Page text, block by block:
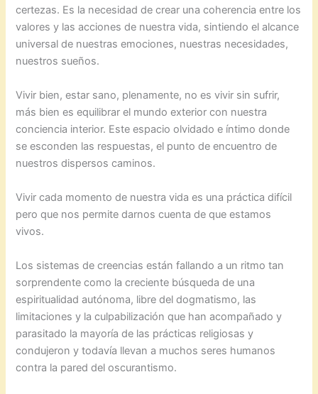
certezas. Es la necesidad de crear una coherencia entre los
valores y las acciones de nuestra vida, sintiendo el alcance
universal de nuestras emociones, nuestras necesidades,
nuestros sueños.
Vivir bien, estar sano, plenamente, no es vivir sin sufrir,
más bien es equilibrar el mundo exterior con nuestra
conciencia interior. Este espacio olvidado e íntimo donde
se esconden las respuestas, el punto de encuentro de
nuestros dispersos caminos.
Vivir cada momento de nuestra vida es una práctica difícil
pero que nos permite darnos cuenta de que estamos
vivos.
Los sistemas de creencias están fallando a un ritmo tan
sorprendente como la creciente búsqueda de una
espiritualidad autónoma, libre del dogmatismo, las
limitaciones y la culpabilización que han acompañado y
parasitado la mayoría de las prácticas religiosas y
condujeron y todavía llevan a muchos seres humanos
contra la pared del oscurantismo.